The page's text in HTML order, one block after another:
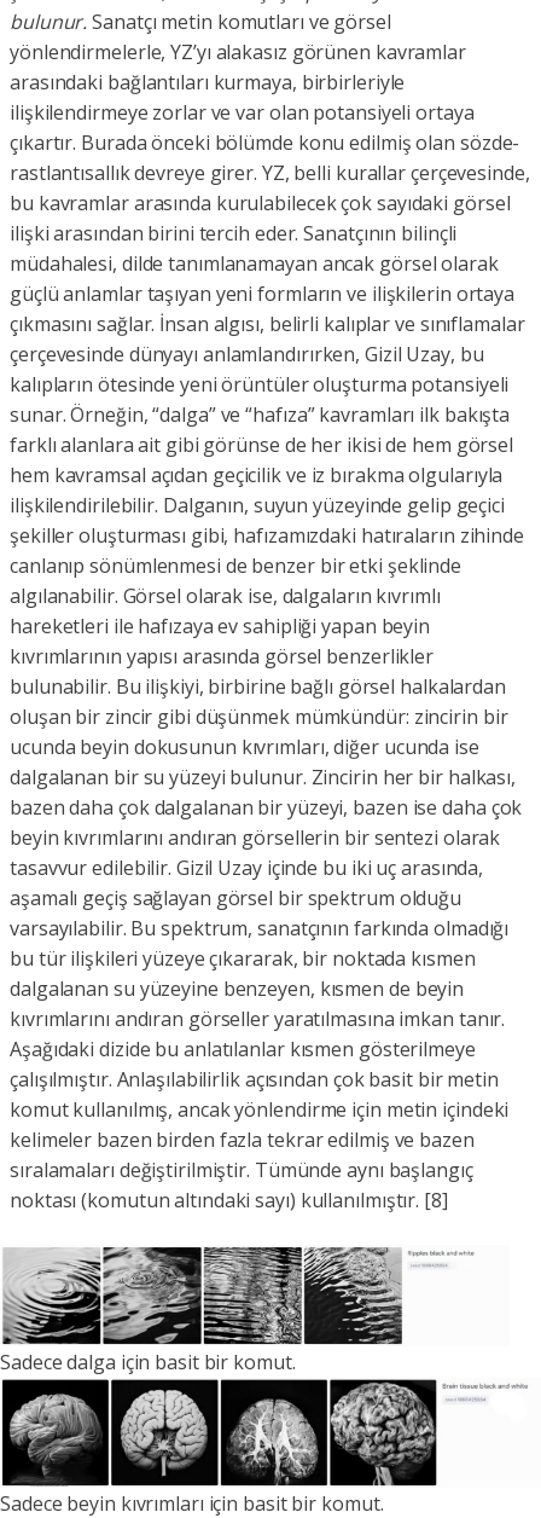
bulunur.Sanatçı metin komutları ve görsel
yönlendirmelerle, YZ’yı alakasız görünen kavramlar
arasındaki bağlantıları kurmaya, birbirleriyle
ilişkilendirmeye zorlar ve var olan potansiyeli ortaya
çıkartır. Burada önceki bölümde konu edilmiş olan sözde-
rastlantısallık devreye girer. YZ, belli kurallar çerçevesinde,
bu kavramlar arasında kurulabilecek çok sayıdaki görsel
ilişki arasından birini tercih eder. Sanatçının bilinçli
müdahalesi, dilde tanımlanamayan ancak görsel olarak
güçlü anlamlar taşıyan yeni formların ve ilişkilerin ortaya
çıkmasını sağlar. İnsan algısı, belirli kalıplar ve sınıflamalar
çerçevesinde dünyayı anlamlandırırken, Gizil Uzay, bu
kalıpların ötesinde yeni örüntüler oluşturma potansiyeli
sunar. Örneğin, “dalga” ve “hafıza” kavramları ilk bakışta
farklı alanlara ait gibi görünse de her ikisi de hem görsel
hem kavramsal açıdan geçicilik ve iz bırakma olgularıyla
ilişkilendirilebilir. Dalganın, suyun yüzeyinde gelip geçici
şekiller oluşturması gibi, hafızamızdaki hatıraların zihinde
canlanıp sönümlenmesi de benzer bir etki şeklinde
algılanabilir. Görsel olarak ise, dalgaların kıvrımlı
hareketleri ile hafızaya ev sahipliği yapan beyin
kıvrımlarının yapısı arasında görsel benzerlikler
bulunabilir. Bu ilişkiyi, birbirine bağlı görsel halkalardan
oluşan bir zincir gibi düşünmek mümkündür: zincirin bir
ucunda beyin dokusunun kıvrımları, diğer ucunda ise
dalgalanan bir su yüzeyi bulunur. Zincirin her bir halkası,
bazen daha çok dalgalanan bir yüzeyi, bazen ise daha çok
beyin kıvrımlarını andıran görsellerin bir sentezi olarak
tasavvur edilebilir. Gizil Uzay içinde bu iki uç arasında,
aşamalı geçiş sağlayan görsel bir spektrum olduğu
varsayılabilir. Bu spektrum, sanatçının farkında olmadığı
bu tür ilişkileri yüzeye çıkararak, bir noktada kısmen
dalgalanan su yüzeyine benzeyen, kısmen de beyin
kıvrımlarını andıran görseller yaratılmasına imkan tanır.
Aşağıdaki dizide bu anlatılanlar kısmen gösterilmeye
çalışılmıştır. Anlaşılabilirlik açısından çok basit bir metin
komut kullanılmış, ancak yönlendirme için metin içindeki
kelimeler bazen birden fazla tekrar edilmiş ve bazen
sıralamaları değiştirilmiştir. Tümünde aynı başlangıç
noktası (komutun altındaki sayı) kullanılmıştır. [8]
Sadece dalga için basit bir komut.
Sadece beyin kıvrımları için basit bir komut.